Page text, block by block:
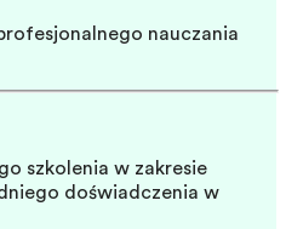
nauczania
szkolenia w zakresie
doświadczenia w